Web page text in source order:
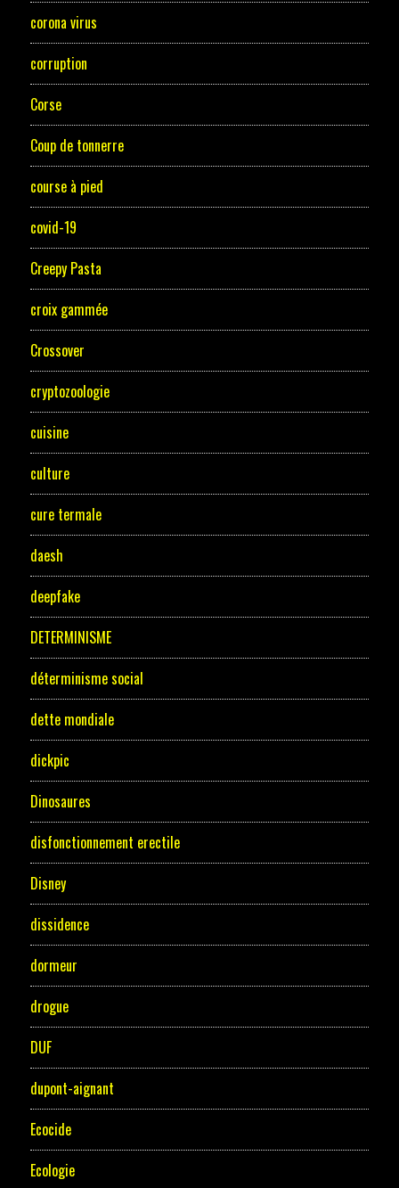
corona virus
corruption
Corse
Coup de tonnerre
course à pied
covid-19
Creepy Pasta
croix gammée
Crossover
cryptozoologie
cuisine
culture
cure termale
daesh
deepfake
DETERMINISME
déterminisme social
dette mondiale
dickpic
Dinosaures
disfonctionnement erectile
Disney
dissidence
dormeur
drogue
DUF
dupont-aignant
Ecocide
Ecologie